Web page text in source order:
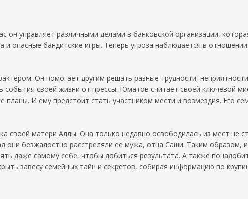
он управляет различными делами в банковской организации,
опасные бандитские игры. Теперь угроза наблюдается в
Он помогает другим решать разные трудности,
своей жизни от прессы. Юматов считает своей ключевой
И ему предстоит стать участником мести и возмездия. Его
своей матери Аллы. Она только недавно освободилась из мест не
безжалостно расстреляли ее мужа, отца Саши. Таким образом,
даже самому себе, чтобы добиться результата. А также
завесу семейных тайн и секретов, собирая информацию по